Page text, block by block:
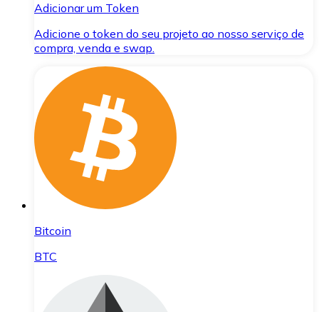
Adicionar um Token
Adicione o token do seu projeto ao nosso serviço de
compra, venda e swap.
Bitcoin
BTC